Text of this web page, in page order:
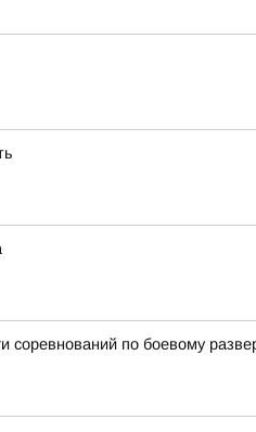
соревнований по боевому